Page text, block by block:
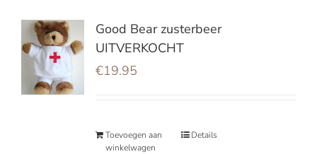
Good Bear zusterbeer
UITVERKOCHT
€19.95
Toevoegen aan
winkelwagen
Details